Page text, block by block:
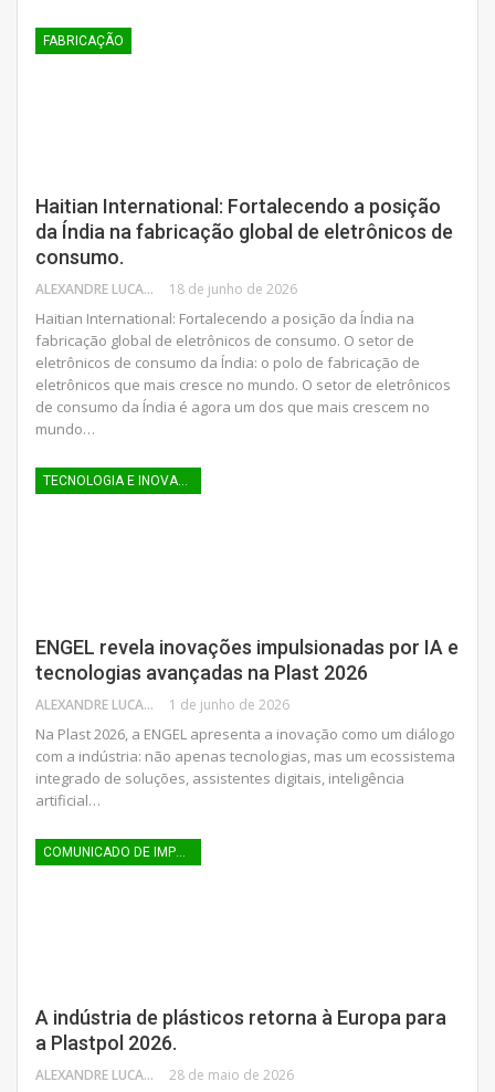
FABRICAÇÃO
Haitian International: Fortalecendo a posição
da Índia na fabricação global de eletrônicos de
consumo.
ALEXANDRE LUCAS 18 de junho de 2026
Haitian International: Fortalecendo a posição da Índia na
fabricação global de eletrônicos de consumo. O setor de
eletrônicos de consumo da Índia: o polo de fabricação de
eletrônicos que mais cresce no mundo. O setor de eletrônicos
de consumo da Índia é agora um dos que mais crescem no
mundo…
TECNOLOGIA E INOVAÇÃO
ENGEL revela inovações impulsionadas por IA e
tecnologias avançadas na Plast 2026
ALEXANDRE LUCAS 1 de junho de 2026
Na Plast 2026, a ENGEL apresenta a inovação como um diálogo
com a indústria: não apenas tecnologias, mas um ecossistema
integrado de soluções, assistentes digitais, inteligência
artificial…
COMUNICADO DE IMPRENSA
A indústria de plásticos retorna à Europa para
a Plastpol 2026.
ALEXANDRE LUCAS 28 de maio de 2026